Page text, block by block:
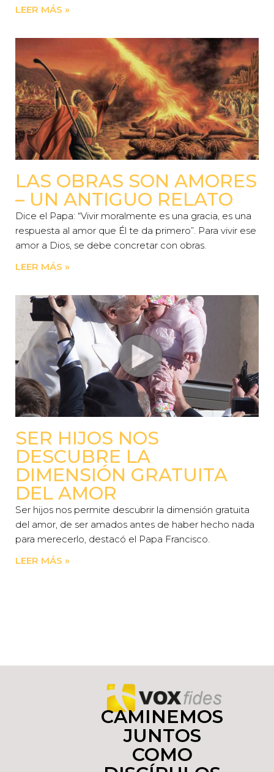
LEER MÁS »
LAS OBRAS SON AMORES
– UN ANTIGUO RELATO
Dice el Papa: “Vivir moralmente es una gracia, es una
respuesta al amor que Él te da primero”. Para vivir ese
amor a Dios, se debe concretar con obras.
LEER MÁS »
SER HIJOS NOS
DESCUBRE LA
DIMENSIÓN GRATUITA
DEL AMOR
Ser hijos nos permite descubrir la dimensión gratuita
del amor, de ser amados antes de haber hecho nada
para merecerlo, destacó el Papa Francisco.
LEER MÁS »
CAMINEMOS
JUNTOS
COMO